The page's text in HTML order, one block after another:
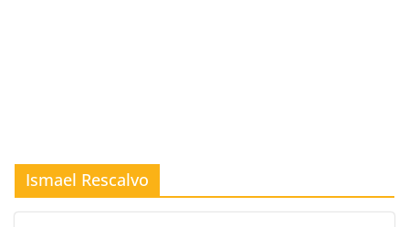
Ismael Rescalvo